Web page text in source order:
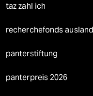
taz zahl ich
recherchefonds ausland
panterstiftung
panterpreis 2026